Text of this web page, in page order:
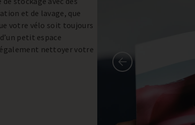
et de lavage, que
votre vélo soit toujours
petit espace
nettoyer votre